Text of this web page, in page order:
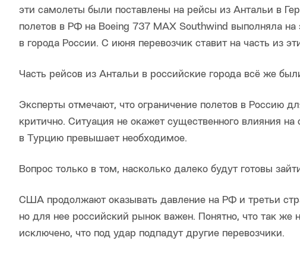
эти самолеты были поставлены на рейсы из Антальи в
полетов в РФ на Boeing 737 MAX Southwind выполняла
в города России. С июня перевозчик ставит на часть из
Часть рейсов из Антальи в российские города всё же
Эксперты отмечают, что ограничение полетов в Россию
критично. Ситуация не окажет существенного влияния
в Турцию превышает необходимое.
Вопрос только в том, насколько далеко будут готовы
США продолжают оказывать давление на РФ и третьи
но для нее российский рынок важен. Понятно, что так же
исключено, что под удар подпадут другие перевозчики.